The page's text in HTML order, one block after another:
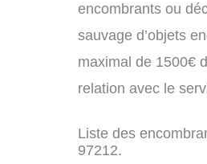
encombrants ou
sauvage d’objets
maximal de 1500€
relation avec le
Liste des
97212.